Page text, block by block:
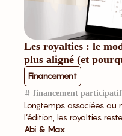
Les royalties : le
plus aligné (et
Longtemps associées au
l’édition, les royalties
Financement
Abi & Max
# financement participatif